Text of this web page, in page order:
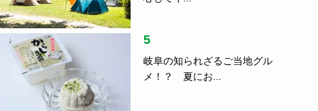
5
岐阜の知られざるご当地グル
メ！？ 夏にお...